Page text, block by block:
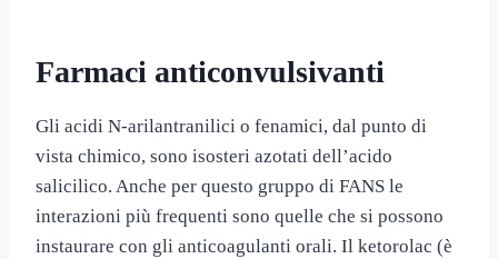
Farmaci anticonvulsivanti
Gli acidi N-arilantranilici o fenamici, dal punto di
vista chimico, sono isosteri azotati dell’acido
salicilico. Anche per questo gruppo di FANS le
interazioni più frequenti sono quelle che si possono
instaurare con gli anticoagulanti orali. Il ketorolac (è